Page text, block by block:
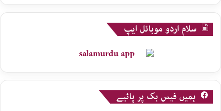
سلام اردو موبائل ایپ
ہمیں فیس بک پر پائیے